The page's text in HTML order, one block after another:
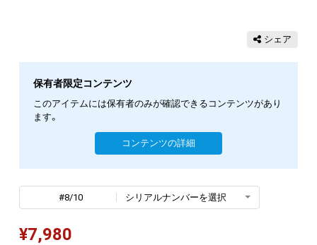
シェア
保有者限定コンテンツ
このアイテムには保有者のみが確認できるコンテンツがあり
ます。
コンテンツの詳細
#8/10 シリアルナンバーを選択
¥7,980